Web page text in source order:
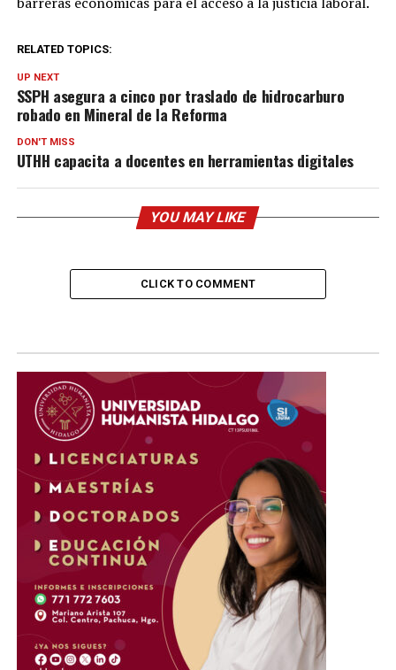
RELATED TOPICS:
UP NEXT
SSPH asegura a cinco por traslado de hidrocarburo
robado en Mineral de la Reforma
DON'T MISS
UTHH capacita a docentes en herramientas digitales
YOU MAY LIKE
CLICK TO COMMENT